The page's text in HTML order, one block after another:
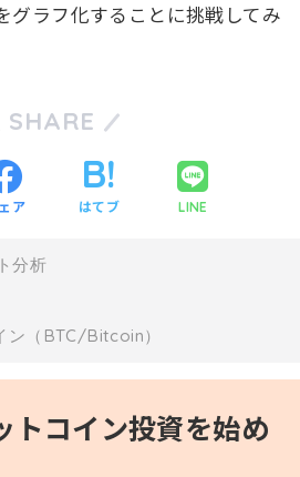
グラフ化することに挑戦してみ
SHARE
ア はてブ LINE
分析
ン（BTC/Bitcoin）
コイン投資を始め